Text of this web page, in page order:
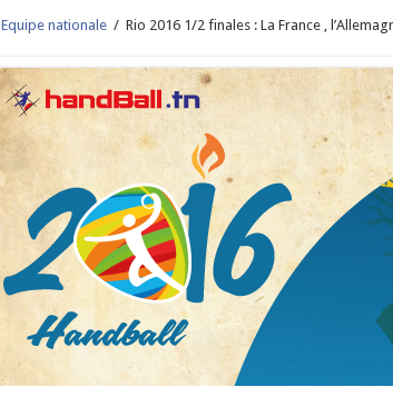
Equipe nationale / Rio 2016 1/2 finales : La France ,